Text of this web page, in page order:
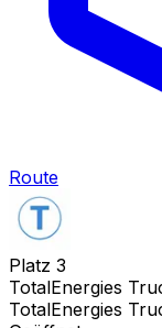
Route
Platz 3
TotalEnergies
TotalEnergies